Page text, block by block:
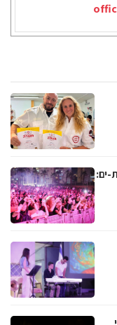
לעיר בת-ים: